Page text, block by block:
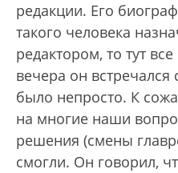
редакции. Его
такого человека
редактором, то тут
вечера он встречался
было непросто. К
на многие наши
решения (смены
смогли. Он говорил,